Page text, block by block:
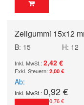
Zellgummi 15x12
B: 15
H: 12
2,42 €
2,00 €
Ab
0,92 €
0,76 €